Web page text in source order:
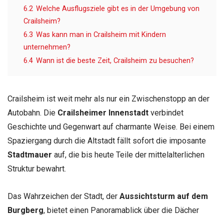
6.2 Welche Ausflugsziele gibt es in der Umgebung von
Crailsheim?
6.3 Was kann man in Crailsheim mit Kindern
unternehmen?
6.4 Wann ist die beste Zeit, Crailsheim zu besuchen?
Crailsheim ist weit mehr als nur ein Zwischenstopp an der
Autobahn. Die Crailsheimer Innenstadt verbindet
Geschichte und Gegenwart auf charmante Weise. Bei einem
Spaziergang durch die Altstadt fällt sofort die imposante
Stadtmauer auf, die bis heute Teile der mittelalterlichen
Struktur bewahrt.
Das Wahrzeichen der Stadt, der Aussichtsturm auf dem
Burgberg, bietet einen Panoramablick über die Dächer